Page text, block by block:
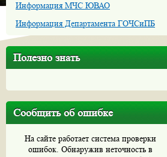
Информация МЧС ЮВАО
Информация Департамента ГОЧСиПБ
Полезно знать
Сообщить об ошибке
На сайте работает система проверки
ошибок. Обнаружив неточность в